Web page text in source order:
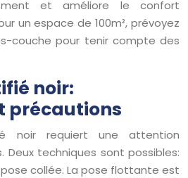
et améliore le confort
un espace de 100m², prévoyez
couche pour tenir compte des
noir:
précautions
noir requiert une attention
Deux techniques sont possibles:
collée. La pose flottante est